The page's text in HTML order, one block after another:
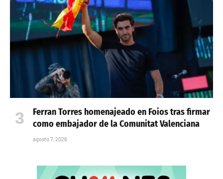
Ferran Torres homenajeado en Foios tras firmar
como embajador de la Comunitat Valenciana
agosto 7, 2026